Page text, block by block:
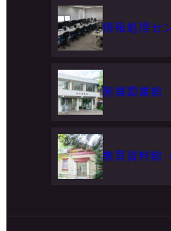
情報処理セ
附属図書館
教育資料館